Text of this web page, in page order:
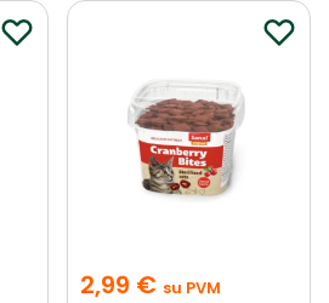
2,99 € su PVM